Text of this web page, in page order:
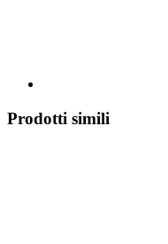
Prodotti simili